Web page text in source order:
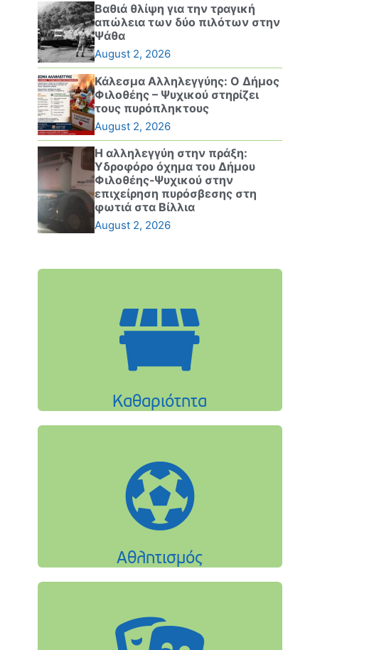
Βαθιά θλίψη για την τραγική
απώλεια των δύο πιλότων στην
Ψάθα
August 2, 2026
Κάλεσμα Αλληλεγγύης: Ο Δήμος
Φιλοθέης – Ψυχικού στηρίζει
τους πυρόπληκτους
August 2, 2026
Η αλληλεγγύη στην πράξη:
Υδροφόρο όχημα του Δήμου
Φιλοθέης-Ψυχικού στην
επιχείρηση πυρόσβεσης στη
φωτιά στα Βίλλια
August 2, 2026